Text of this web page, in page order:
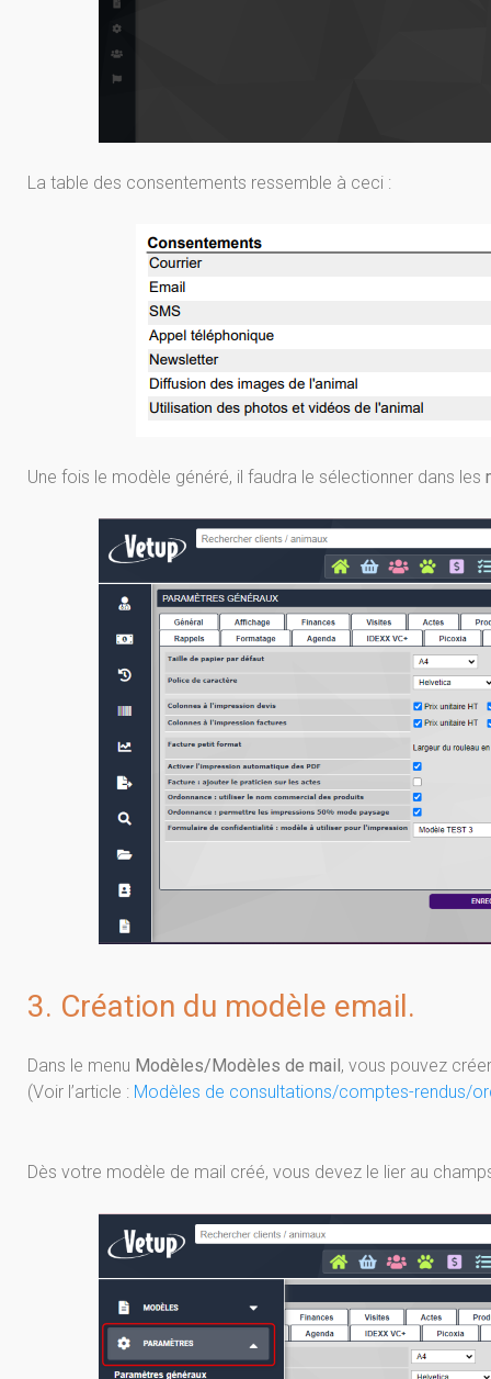
La table des consentements ressemble à ceci :
Une fois le modèle généré, il faudra le sélectionner dans les
3. Création du modèle email.
Dans le menu Modèles/Modèles de mail, vous pouvez
(Voir l’article : Modèles de consultations/comptes-rendus/
Dès votre modèle de mail créé, vous devez le lier au